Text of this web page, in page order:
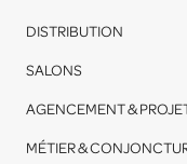
DISTRIBUTION
SALONS
AGENCEMENT &
MÉTIER &